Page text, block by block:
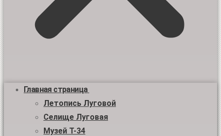
Главная страница
Летопись Луговой
Селище Луговая
Музей Т-34